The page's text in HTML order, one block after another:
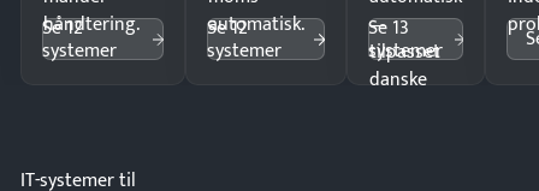
håndtering.
Se 12
systemer
automatisk.
Se 12
systemer
—
tilpasset
danske
Se 13
systemer
IT-systemer til